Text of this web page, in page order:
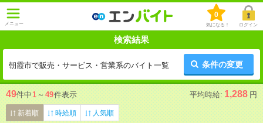
メニュー
0
気になる！ ログイン
検索結果
朝霞市で販売・サービス・営業系のバイト一覧 条件の変更
49件中1 ～ 49件表示 平均時給: 1,288 円
新着順 時給順 人気順